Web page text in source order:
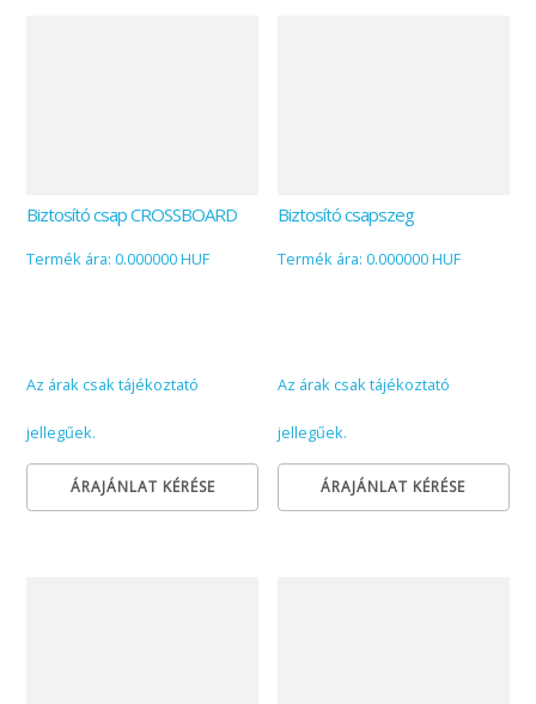
Biztosító csap CROSSBOARD
Termék ára: 0.000000 HUF
Az árak csak tájékoztató
jellegűek.
ÁRAJÁNLAT KÉRÉSE
Biztosító csapszeg
Termék ára: 0.000000 HUF
Az árak csak tájékoztató
jellegűek.
ÁRAJÁNLAT KÉRÉSE